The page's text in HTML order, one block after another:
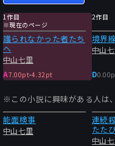
1作目
※現在のページ
護られなかった者たち
へ
中山七里
A7.00pt-4.32pt
2作目
境界
中山
D
※この小説に興味がある人は
能面検事
中山七里
連続
たた
中山